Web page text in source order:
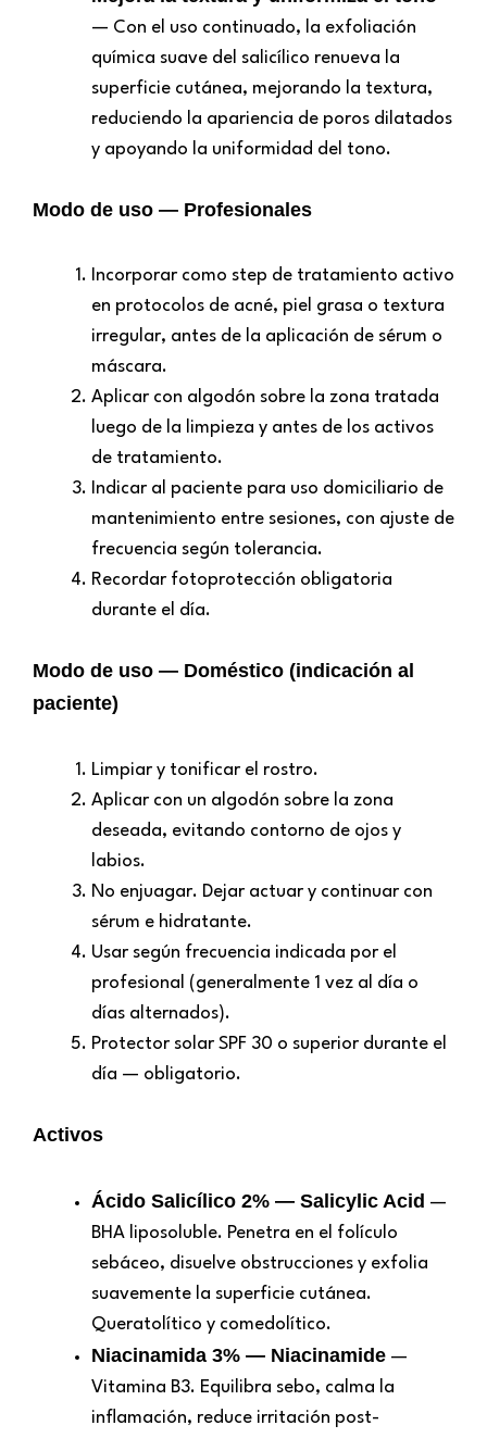
— Con el uso continuado, la exfoliación
química suave del salicílico renueva la
superficie cutánea, mejorando la textura,
reduciendo la apariencia de poros dilatados
y apoyando la uniformidad del tono.
Modo de uso — Profesionales
Incorporar como step de tratamiento activo
en protocolos de acné, piel grasa o textura
irregular, antes de la aplicación de sérum o
máscara.
Aplicar con algodón sobre la zona tratada
luego de la limpieza y antes de los activos
de tratamiento.
Indicar al paciente para uso domiciliario de
mantenimiento entre sesiones, con ajuste de
frecuencia según tolerancia.
Recordar fotoprotección obligatoria
durante el día.
Modo de uso — Doméstico (indicación al
paciente)
Limpiar y tonificar el rostro.
Aplicar con un algodón sobre la zona
deseada, evitando contorno de ojos y
labios.
No enjuagar. Dejar actuar y continuar con
sérum e hidratante.
Usar según frecuencia indicada por el
profesional (generalmente 1 vez al día o
días alternados).
Protector solar SPF 30 o superior durante el
día — obligatorio.
Activos
Ácido Salicílico 2% — Salicylic Acid —
BHA liposoluble. Penetra en el folículo
sebáceo, disuelve obstrucciones y exfolia
suavemente la superficie cutánea.
Queratolítico y comedolítico.
Niacinamida 3% — Niacinamide —
Vitamina B3. Equilibra sebo, calma la
inflamación, reduce irritación post-